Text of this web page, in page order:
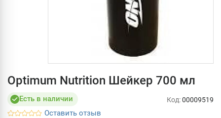
Optimum Nutrition Шейкер 700 мл
Есть в наличии
Оставить отзыв
Код:00009519